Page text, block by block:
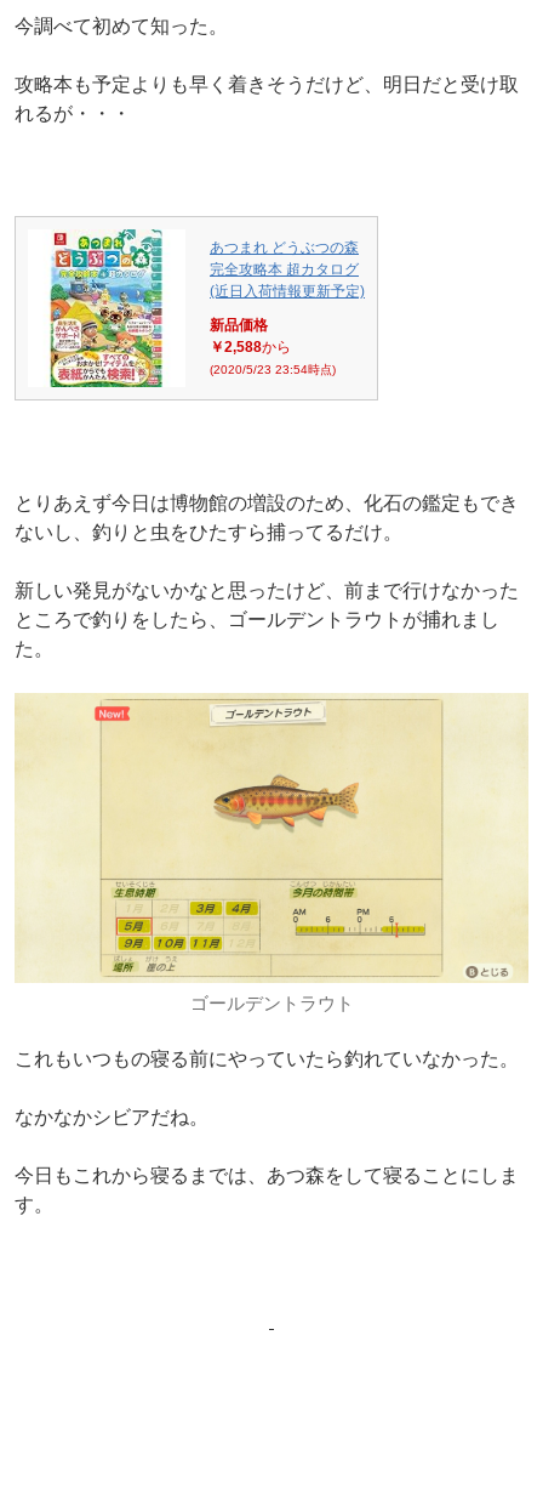
今調べて初めて知った。
攻略本も予定よりも早く着きそうだけど、明日だと受け取
れるが・・・
あつまれ どうぶつの森
完全攻略本 超カタログ
(近日入荷情報更新予定)
新品価格
￥2,588から
(2020/5/23 23:54時点)
とりあえず今日は博物館の増設のため、化石の鑑定もでき
ないし、釣りと虫をひたすら捕ってるだけ。
新しい発見がないかなと思ったけど、前まで行けなかった
ところで釣りをしたら、ゴールデントラウトが捕れまし
た。
ゴールデントラウト
これもいつもの寝る前にやっていたら釣れていなかった。
なかなかシビアだね。
今日もこれから寝るまでは、あつ森をして寝ることにしま
す。